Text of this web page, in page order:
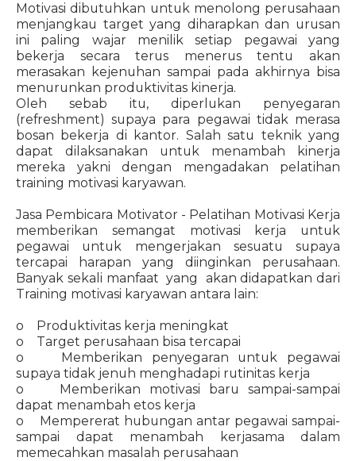
Motivasi dibutuhkan untuk menolong perusahaan
menjangkau target yang diharapkan dan urusan
ini paling wajar menilik setiap pegawai yang
bekerja secara terus menerus tentu akan
merasakan kejenuhan sampai pada akhirnya bisa
menurunkan produktivitas kinerja.
Oleh sebab itu, diperlukan penyegaran
(refreshment) supaya para pegawai tidak merasa
bosan bekerja di kantor. Salah satu teknik yang
dapat dilaksanakan untuk menambah kinerja
mereka yakni dengan mengadakan pelatihan
training motivasi karyawan.
Jasa Pembicara Motivator - Pelatihan Motivasi Kerja
memberikan semangat motivasi kerja untuk
pegawai untuk mengerjakan sesuatu supaya
tercapai harapan yang diinginkan perusahaan.
Banyak sekali manfaat yang akan didapatkan dari
Training motivasi karyawan antara lain:
o Produktivitas kerja meningkat
o Target perusahaan bisa tercapai
o Memberikan penyegaran untuk pegawai
supaya tidak jenuh menghadapi rutinitas kerja
o Memberikan motivasi baru sampai-sampai
dapat menambah etos kerja
o Mempererat hubungan antar pegawai sampai-
sampai dapat menambah kerjasama dalam
memecahkan masalah perusahaan